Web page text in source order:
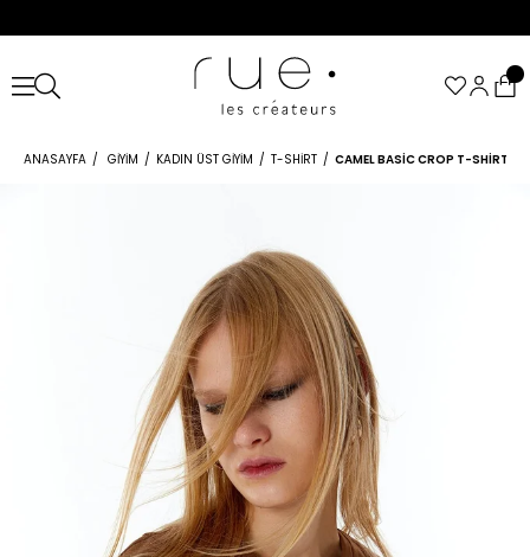
ANASAYFA GIYIM KADIN ÜST GIYIM T-SHIRT CAMEL BASIC CROP T-SHIRT